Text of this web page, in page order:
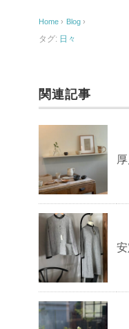
o
o
Home › Blog ›
タグ: 日々
関連記事